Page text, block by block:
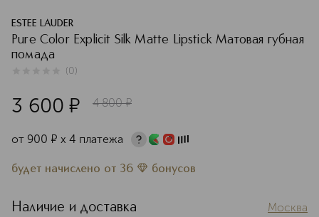
ESTEE LAUDER
Pure Color Explicit Silk Matte Lipstick Матовая губная
помада
(0)
3 600 ¤ 4 800 ¤
от 900 ¤ х 4 платежа
будет начислено от 36 бонусов
Наличие и доставка Москва